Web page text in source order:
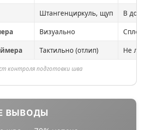
контроля подготовки шва
Штангенциркуль, щуп
В
Визуально
Тактильно (отлип) Не
ВЫВОДЫ